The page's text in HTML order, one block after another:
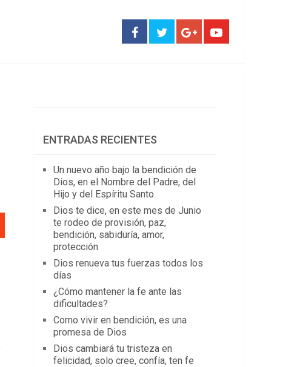
ENTRADAS RECIENTES
Un nuevo año bajo la bendición de
Dios, en el Nombre del Padre, del
Hijo y del Espíritu Santo
Dios te dice, en este mes de Junio
te rodeo de provisión, paz,
bendición, sabiduría, amor,
protección
Dios renueva tus fuerzas todos los
días
¿Cómo mantener la fe ante las
dificultades?
Como vivir en bendición, es una
promesa de Dios
Dios cambiará tu tristeza en
felicidad, solo cree, confía, ten fe